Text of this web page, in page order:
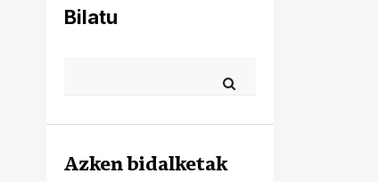
Bilatu
Azken bidalketak